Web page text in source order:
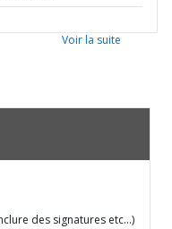
Voir la suite
des signatures etc…)